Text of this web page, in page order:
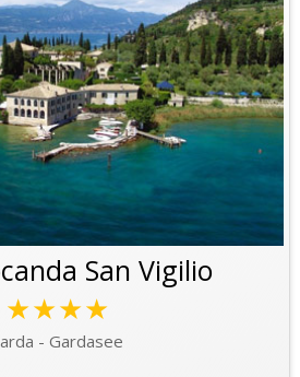
San Vigilio
★★★★
- Gardasee